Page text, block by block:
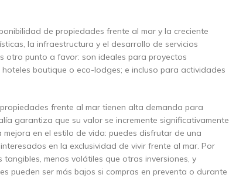
de propiedades frente al mar y la creciente
la infraestructura y el desarrollo de servicios
otro punto a favor: son ideales para proyectos
boutique o eco-lodges; e incluso para actividades
frente al mar tienen alta demanda para
garantiza que su valor se incremente significativamente
en el estilo de vida: puedes disfrutar de una
en la exclusividad de vivir frente al mar. Por
menos volátiles que otras inversiones, y
pueden ser más bajos si compras en preventa o durante